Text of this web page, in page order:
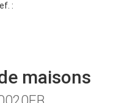
:
maisons